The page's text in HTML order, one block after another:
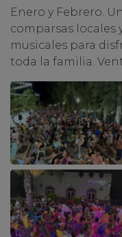
Enero y Febrero.
comparsas locales
musicales para
toda la familia.